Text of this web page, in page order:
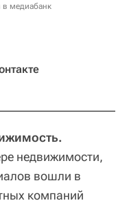
в медиабанк
недвижимости,
вошли в
компаний